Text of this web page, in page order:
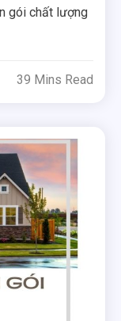
gói chất lượng
39 Mins Read